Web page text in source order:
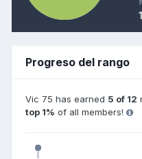
Progreso del rango
Vic 75 has earned 5 of 12
top 1% of all members!